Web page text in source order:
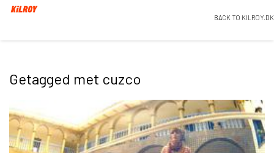
BACK TO KILROY.DK
Getagged met cuzco